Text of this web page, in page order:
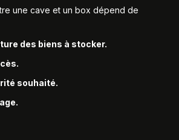
une cave et un box dépend de
des biens à stocker.
souhaité.